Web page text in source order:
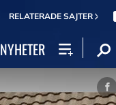
RELATERADE SAJTER
NYHETER